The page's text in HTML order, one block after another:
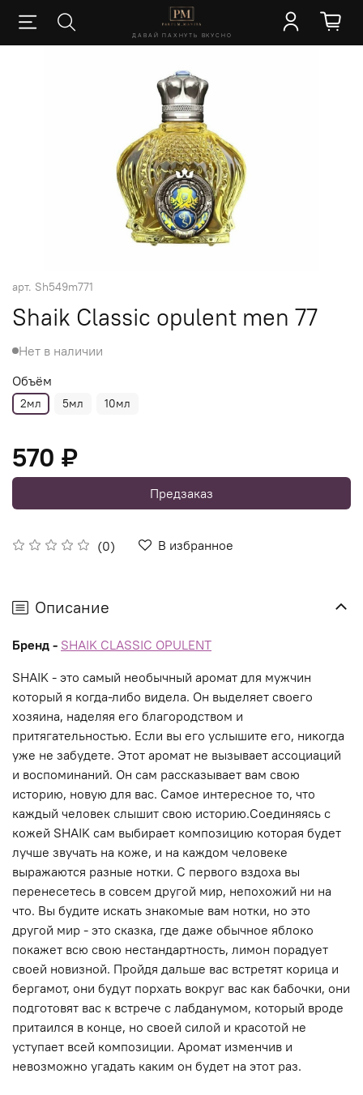
ДАВАЙ ПАХНУТЬ ВКУСНО
арт. Sh549m771
Shaik Classic opulent men 77
(0) В избранное
Нет в наличии
Объём
2мл 5мл 10мл
570 ₽
Предзаказ
Описание
Бренд - SHAIK CLASSIC OPULENT
SHAIK - это самый необычный аромат для мужчин
который я когда-либо видела. Он выделяет своего
хозяина, наделяя его благородством и
притягательностью. Если вы его услышите его, никогда
уже не забудете. Этот аромат не вызывает ассоциаций
и воспоминаний. Он сам рассказывает вам свою
историю, новую для вас. Самое интересное то, что
каждый человек слышит свою историю.Соединяясь с
кожей SHAIK сам выбирает композицию которая будет
лучше звучать на коже, и на каждом человеке
выражаются разные нотки. С первого вздоха вы
перенесетесь в совсем другой мир, непохожий ни на
что. Вы будите искать знакомые вам нотки, но это
другой мир - это сказка, где даже обычное яблоко
покажет всю свою нестандартность, лимон порадует
своей новизной. Пройдя дальше вас встретят корица и
бергамот, они будут порхать вокруг вас как бабочки, они
подготовят вас к встрече с лабданумом, который вроде
притаился в конце, но своей силой и красотой не
уступает всей композиции. Аромат изменчив и
невозможно угадать каким он будет на этот раз.